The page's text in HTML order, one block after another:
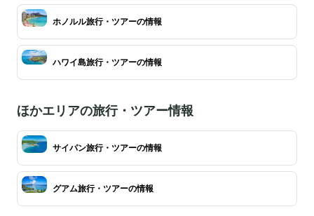
ホノルル旅行・ツアーの情報
ハワイ島旅行・ツアーの情報
ほかエリアの旅行・ツアー情報
サイパン旅行・ツアーの情報
グアム旅行・ツアーの情報